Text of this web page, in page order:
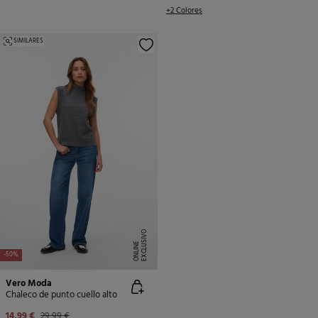
+2 Colores
-50% E
X
C
L
U
SI
V
O
O
N
LI
N
E
SIMILARES
Vero Moda
Chaleco de punto cuello alto